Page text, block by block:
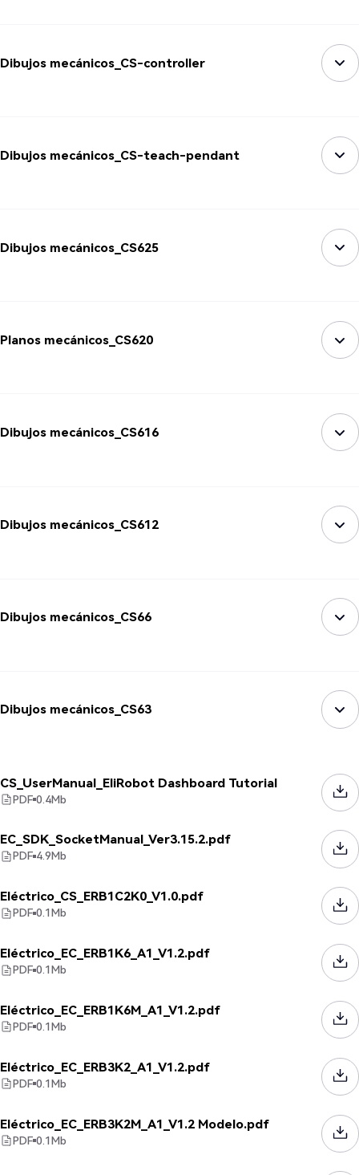
Dibujos mecánicos_CS-controller
Dibujos mecánicos_CS-teach-pendant
Dibujos mecánicos_CS625
Planos mecánicos_CS620
Dibujos mecánicos_CS616
Dibujos mecánicos_CS612
Dibujos mecánicos_CS66
Dibujos mecánicos_CS63
CS_UserManual_EliRobot Dashboard Tutorial
PDF 0.4Mb
EC_SDK_SocketManual_Ver3.15.2.pdf
PDF 4.9Mb
Eléctrico_CS_ERB1C2K0_V1.0.pdf
PDF 0.1Mb
Eléctrico_EC_ERB1K6_A1_V1.2.pdf
PDF 0.1Mb
Eléctrico_EC_ERB1K6M_A1_V1.2.pdf
PDF 0.1Mb
Eléctrico_EC_ERB3K2_A1_V1.2.pdf
PDF 0.1Mb
Eléctrico_EC_ERB3K2M_A1_V1.2 Modelo.pdf
PDF 0.1Mb